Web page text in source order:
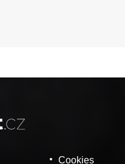
Cookies